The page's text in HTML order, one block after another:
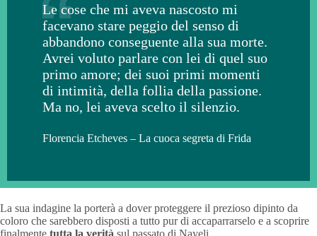
Le cose che mi aveva nascosto mi
facevano stare peggio del senso di
abbandono conseguente alla sua morte.
Avrei voluto parlare con lei di quel suo
primo amore; dei suoi primi momenti
di intimità, della follia della passione.
Ma no, lei aveva scelto il silenzio.
Florencia Etcheves – La cuoca segreta di Frida
La sua indagine la porterà a dover proteggere il prezioso dipinto da
coloro che sarebbero disposti a tutto pur di accaparrarselo e a scoprire
finalmente tutta la verità sul passato di Nayeli.